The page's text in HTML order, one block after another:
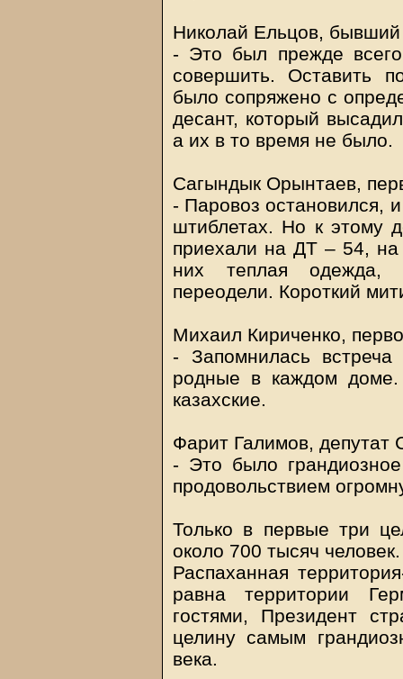
Николай Ельцов, бывший
- Это был прежде
совершить. Оставить
было сопряжено с
десант, который
а их в то время не было.
Сагындык Орынтаев,
- Паровоз остановился,
штиблетах. Но к этому
приехали на ДТ – 54, на
них теплая одежда,
переодели. Короткий
Михаил Кириченко,
- Запомнилась
родные в каждом
казахские.
Фарит Галимов, депутат
- Это было
продовольствием
Только в первые три
около 700 тысяч
Распаханная
равна территории
гостями, Президент
целину самым
века.